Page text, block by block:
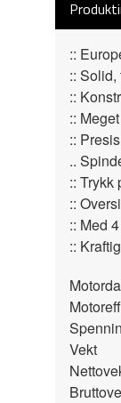
::
::
::
::
::
..
:: Trykk
::
:: Med
::
Vekt